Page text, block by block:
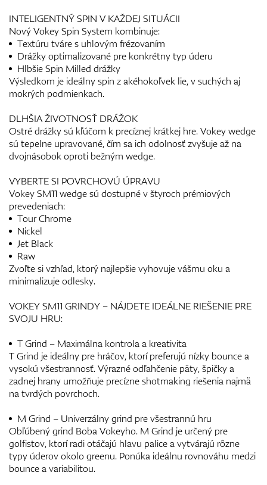
INTELIGENTNÝ SPIN V KAŽDEJ SITUÁCII
Nový Vokey Spin System kombinuje:
Textúru tváre s uhlovým frézovaním
Drážky optimalizované pre konkrétny typ úderu
Hlbšie Spin Milled drážky
Výsledkom je ideálny spin z akéhokoľvek lie, v suchých aj
mokrých podmienkach.
DLHŠIA ŽIVOTNOSŤ DRÁŽOK
Ostré drážky sú kľúčom k precíznej krátkej hre. Vokey wedge
sú tepelne upravované, čím sa ich odolnosť zvyšuje až na
dvojnásobok oproti bežným wedge.
VYBERTE SI POVRCHOVÚ ÚPRAVU
Vokey SM11 wedge sú dostupné v štyroch prémiových
prevedeniach:
Tour Chrome
Nickel
Jet Black
Raw
Zvoľte si vzhľad, ktorý najlepšie vyhovuje vášmu oku a
minimalizuje odlesky.
VOKEY SM11 GRINDY – NÁJDETE IDEÁLNE RIEŠENIE PRE
SVOJU HRU:
T Grind – Maximálna kontrola a kreativita
T Grind je ideálny pre hráčov, ktorí preferujú nízky bounce a
vysokú všestrannosť. Výrazné odľahčenie päty, špičky a
zadnej hrany umožňuje precízne shotmaking riešenia najmä
na tvrdých povrchoch.
M Grind – Univerzálny grind pre všestrannú hru
Obľúbený grind Boba Vokeyho. M Grind je určený pre
golfistov, ktorí radi otáčajú hlavu palice a vytvárajú rôzne
typy úderov okolo greenu. Ponúka ideálnu rovnováhu medzi
bounce a variabilitou.